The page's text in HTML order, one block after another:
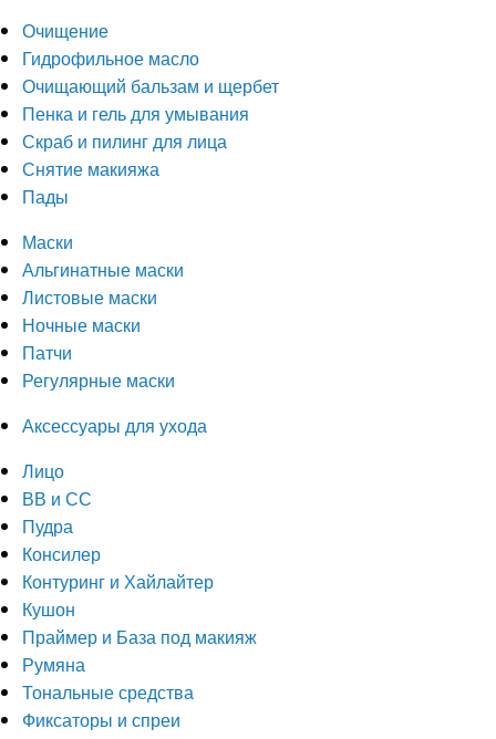
Очищение
Гидрофильное масло
Очищающий бальзам и щербет
Пенка и гель для умывания
Скраб и пилинг для лица
Снятие макияжа
Пады
Маски
Альгинатные маски
Листовые маски
Ночные маски
Патчи
Регулярные маски
Аксессуары для ухода
Лицо
ВВ и СС
Пудра
Консилер
Контуринг и Хайлайтер
Кушон
Праймер и База под макияж
Румяна
Тональные средства
Фиксаторы и спреи